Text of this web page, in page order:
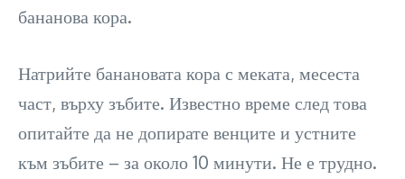
бананова кора.
Натрийте банановата кора с меката, месеста
част, върху зъбите. Известно време след това
опитайте да не допирате венците и устните
към зъбите – за около 10 минути. Не е трудно.